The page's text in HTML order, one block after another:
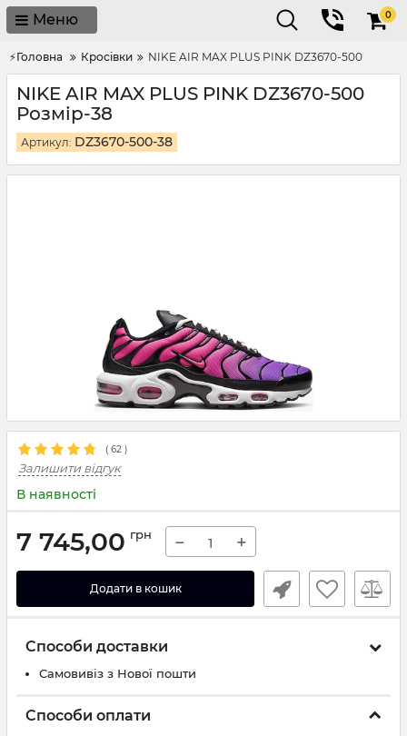
Меню 0
⚡Головна Кросівки NIKE AIR MAX PLUS PINK DZ3670-500
NIKE AIR MAX PLUS PINK DZ3670-500
Розмір-38
Артикул: DZ3670-500-38
( 62 )
Залишити відгук
В наявності
7 745,00 грн − +
Додати в кошик
Способи доставки
Самовивіз з Нової пошти
Способи оплати